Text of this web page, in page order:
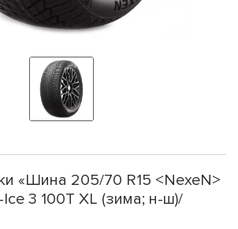
«Шина 205/70 R15 <NexeN>
3 100T XL (зима; н-ш)/